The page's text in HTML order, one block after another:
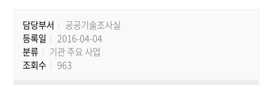
담당부서
공공기술조사실
등록일
2016-04-04
분류
기관 주요 사업
조회수
963